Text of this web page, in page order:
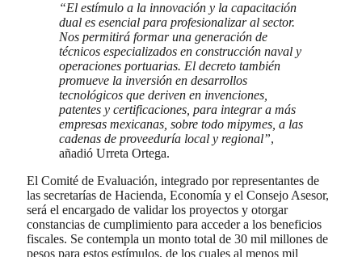
“El estímulo a la innovación y la capacitación
dual es esencial para profesionalizar al sector.
Nos permitirá formar una generación de
técnicos especializados en construcción naval y
operaciones portuarias. El decreto también
promueve la inversión en desarrollos
tecnológicos que deriven en invenciones,
patentes y certificaciones, para integrar a más
empresas mexicanas, sobre todo mipymes, a las
cadenas de proveeduría local y regional”,
añadió Urreta Ortega.
El Comité de Evaluación, integrado por representantes de
las secretarías de Hacienda, Economía y el Consejo Asesor,
será el encargado de validar los proyectos y otorgar
constancias de cumplimiento para acceder a los beneficios
fiscales. Se contempla un monto total de 30 mil millones de
pesos para estos estímulos, de los cuales al menos mil